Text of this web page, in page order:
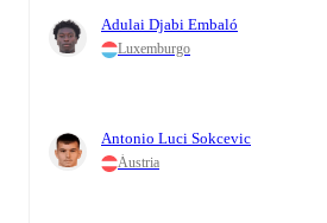
Adulai Djabi Embaló
Luxemburgo
Antonio Luci Sokcevic
Áustria